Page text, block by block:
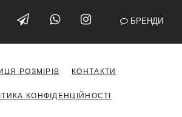
БРЕНДИ
РОЗМІРІВ КОНТАКТИ
КОНФІДЕНЦІЙНОСТІ